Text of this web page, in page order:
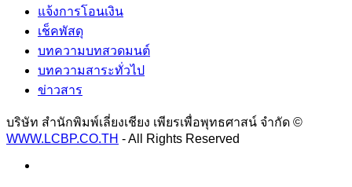
แจ้งการโอนเงิน
เช็คพัสดุ
บทความบทสวดมนต์
บทความสาระทั่วไป
ข่าวสาร
บริษัท สำนักพิมพ์เลี่ยงเชียง เพียรเพื่อพุทธศาสน์ จำกัด ©
WWW.LCBP.CO.TH - All Rights Reserved